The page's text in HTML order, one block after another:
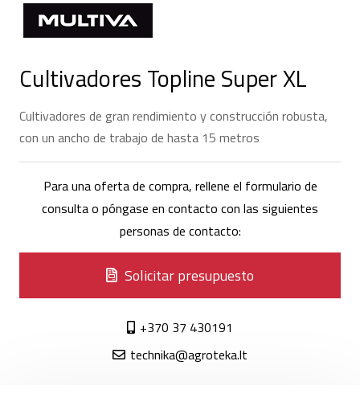
Cultivadores Topline Super XL
Cultivadores de gran rendimiento y construcción robusta,
con un ancho de trabajo de hasta 15 metros
Para una oferta de compra, rellene el formulario de
consulta o póngase en contacto con las siguientes
personas de contacto:
Solicitar presupuesto
+370 37 430191
technika@agroteka.lt